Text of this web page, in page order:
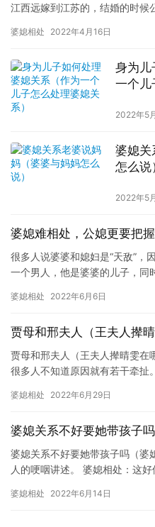
江西远嫁到江苏的，结婚的时候
对…
婆媳相处 2022年4月16日
身为儿
一个儿
2022年5
婆媳关
怎么说
2022年5
婆媳难相处，公媳更要把
很多人说婆婆和媳妇是“天敌”，
一个男人，他是婆婆的儿子，同
婆媳相处 2022年6月6日
贾母和邢夫人（王夫人撵晴
贾母和邢夫人（王夫人撵晴雯在
很多人不知道原因就有若干牵扯
倒的…
婆媳相处 2022年6月29日
婆媳关系不好要她带孩子
婆媳关系不好要她带孩子吗（
人的哽咽讲述。 婆媳相处：这
赖…
婆媳相处 2022年6月14日